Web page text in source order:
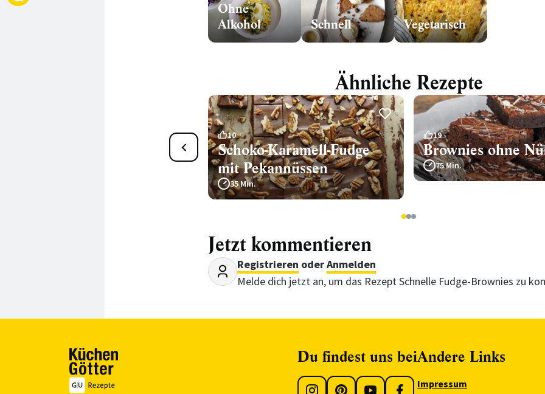
Ohne
Alkohol
Schnell Vegetarisch
Ähnliche Rezepte
10
Schoko-Karamell-Fudge
mit Pekannüssen
35 Min.
19
Brownies ohne
75 Min.
123
Jetzt kommentieren
Registrieren oderAnmelden
Melde dich jetzt an, um das Rezept Schnelle Fudge-Brownies zu
Du findest uns beiAndere Links
Impressum